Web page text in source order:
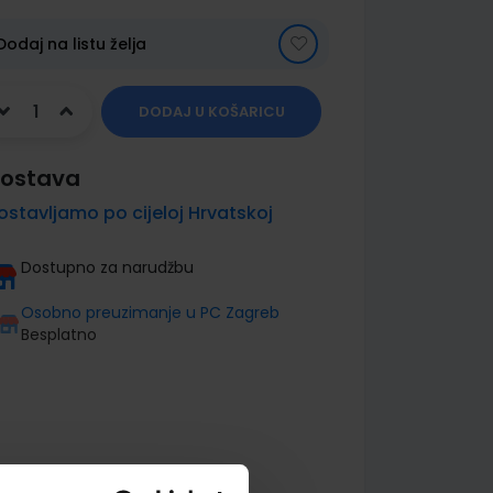
na listu želja
DODAJ U KOŠARICU
po cijeloj Hrvatskoj
Dostupno za narudžbu
Osobno preuzimanje u PC Zagreb
Besplatno